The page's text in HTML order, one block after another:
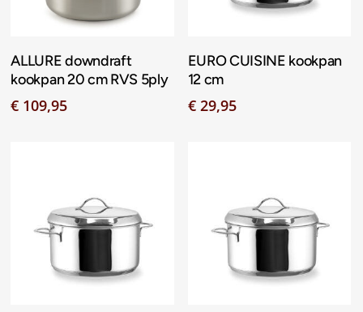
Toevoegen Aan
Winkelwagen
ALLURE downdraft
kookpan 20 cm RVS 5ply
€ 109,95
Toevoegen Aan
EURO CUISINE kookpan
12 cm
€29,95